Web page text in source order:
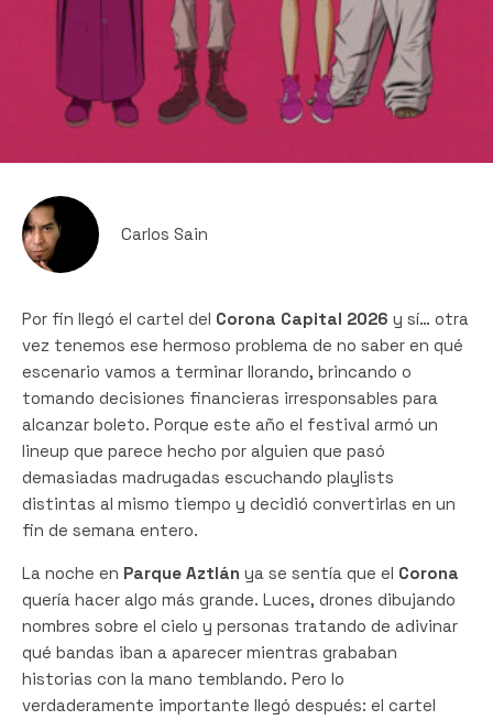
Carlos Sain
Por fin llegó el cartel del Corona Capital 2026 y sí… otra
vez tenemos ese hermoso problema de no saber en qué
escenario vamos a terminar llorando, brincando o
tomando decisiones financieras irresponsables para
alcanzar boleto. Porque este año el festival armó un
lineup que parece hecho por alguien que pasó
demasiadas madrugadas escuchando playlists
distintas al mismo tiempo y decidió convertirlas en un
fin de semana entero.
La noche en Parque Aztlán ya se sentía que el Corona
quería hacer algo más grande. Luces, drones dibujando
nombres sobre el cielo y personas tratando de adivinar
qué bandas iban a aparecer mientras grababan
historias con la mano temblando. Pero lo
verdaderamente importante llegó después: el cartel